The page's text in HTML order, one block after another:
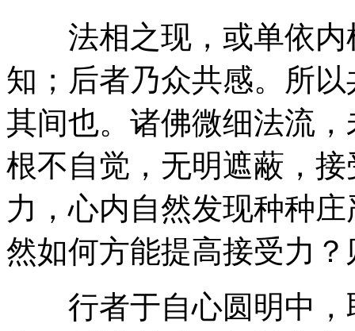
法相之现，或单依内
知；后者乃众共感。所
其间也。诸佛微细法流
根不自觉，无明遮蔽，
力，心内自然发现种种
然如何方能提高接受力
行者于自心圆明中，